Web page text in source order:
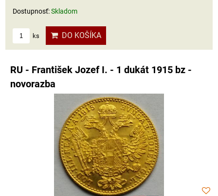
Dostupnosť:Skladom
ks DO KOŠÍKA
RU - František Jozef I. - 1 dukát 1915 bz -
novorazba